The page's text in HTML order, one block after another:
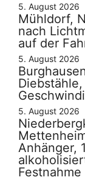
5. August 2026
Mühldorf,
nach
auf der
5. August 2026
5. August 2026
Anhänger,
Festnahme